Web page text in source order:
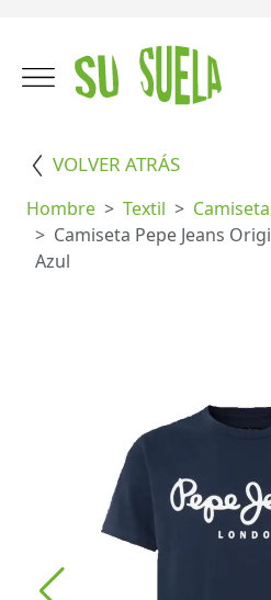
VOLVER ATRÁS
Hombre Textil
Camiseta Pepe Jeans
Azul